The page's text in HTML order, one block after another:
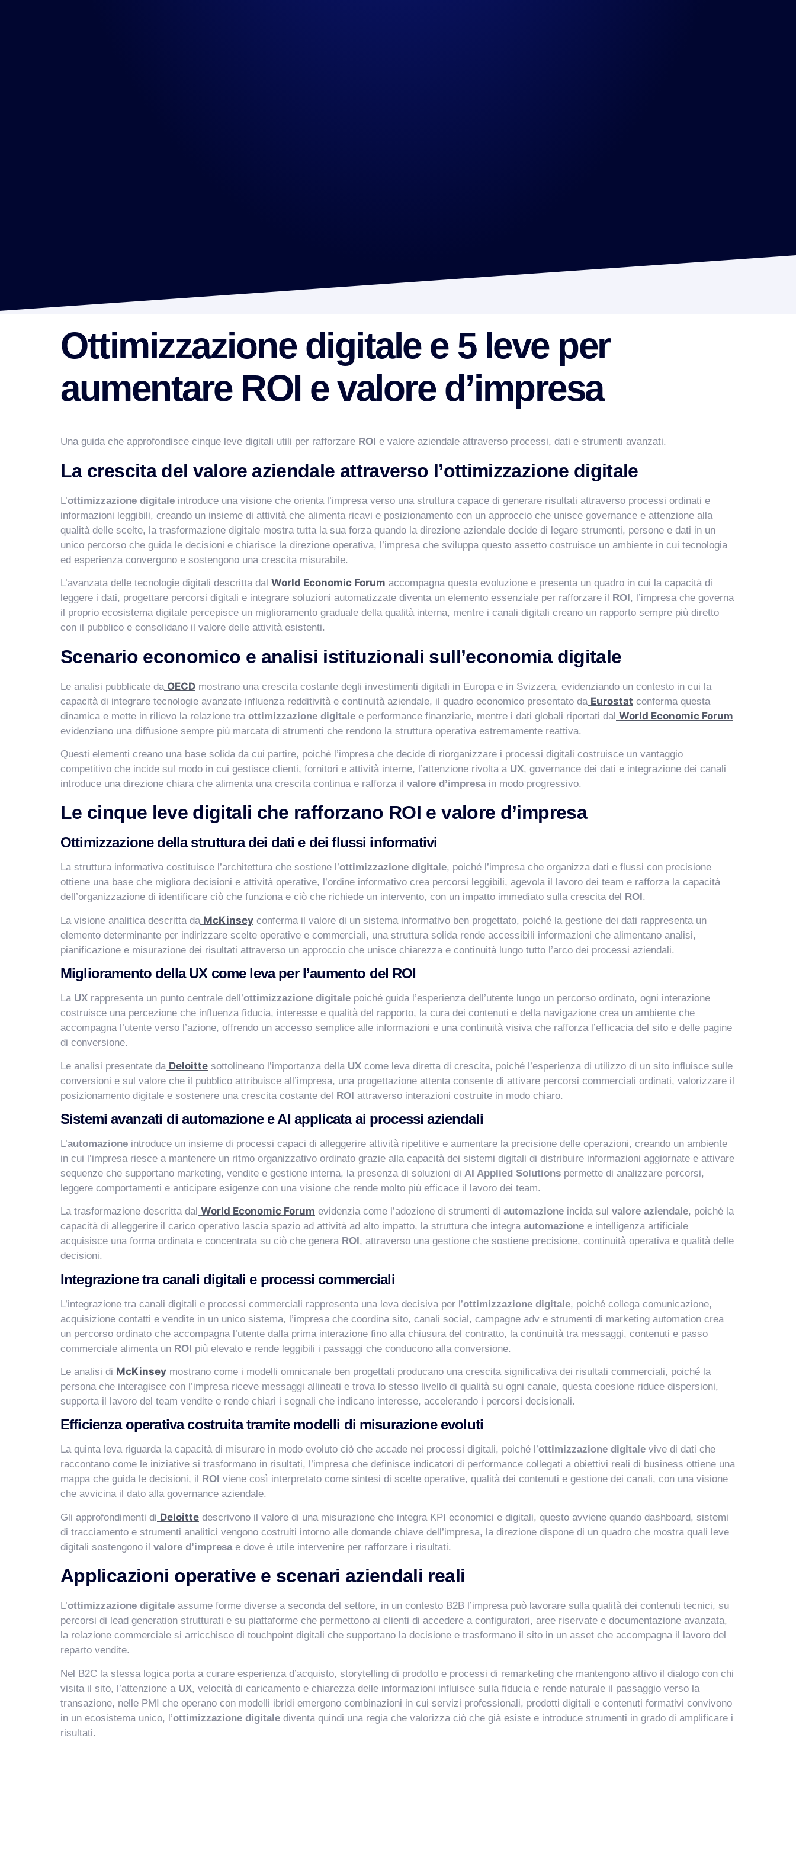
Ottimizzazione digitale e 5 leve per
aumentare ROI e valore d’impresa
Una guida che approfondisce cinque leve digitali utili per rafforzare ROI e valore aziendale attraverso processi, dati e strumenti avanzati.
La crescita del valore aziendale attraverso l’ottimizzazione digitale
L’ottimizzazione digitale introduce una visione che orienta l’impresa verso una struttura capace di generare risultati attraverso processi ordinati e
informazioni leggibili, creando un insieme di attività che alimenta ricavi e posizionamento con un approccio che unisce governance e attenzione alla
qualità delle scelte, la trasformazione digitale mostra tutta la sua forza quando la direzione aziendale decide di legare strumenti, persone e dati in un
unico percorso che guida le decisioni e chiarisce la direzione operativa, l’impresa che sviluppa questo assetto costruisce un ambiente in cui tecnologia
ed esperienza convergono e sostengono una crescita misurabile.
L’avanzata delle tecnologie digitali descritta dal World Economic Forum accompagna questa evoluzione e presenta un quadro in cui la capacità di
leggere i dati, progettare percorsi digitali e integrare soluzioni automatizzate diventa un elemento essenziale per rafforzare il
ROI , l’impresa che governa
il proprio ecosistema digitale percepisce un miglioramento graduale della qualità interna, mentre i canali digitali creano un rapporto sempre più diretto
con il pubblico e consolidano il valore delle attività esistenti.
Scenario economico e analisi istituzionali sull’economia digitale
Le analisi pubblicate da OECD mostrano una crescita costante degli investimenti digitali in Europa e in Svizzera, evidenziando un contesto in cui la
capacità di integrare tecnologie avanzate influenza redditività e continuità aziendale, il quadro economico presentato da Eurostat conferma questa
dinamica e mette in rilievo la relazione tra ottimizzazione digitale e performance finanziarie, mentre i dati globali riportati dal World Economic Forum
evidenziano una diffusione sempre più marcata di strumenti che rendono la struttura operativa estremamente reattiva.
Questi elementi creano una base solida da cui partire, poiché l’impresa che decide di riorganizzare i processi digitali costruisce un vantaggio
competitivo che incide sul modo in cui gestisce clienti, fornitori e attività interne, l’attenzione rivolta a UX, governance dei dati e integrazione dei canali
introduce una direzione chiara che alimenta una crescita continua e rafforza il valore d’impresain modo progressivo.
Le cinque leve digitali che rafforzano ROI e valore d’impresa
Ottimizzazione della struttura dei dati e dei flussi informativi
La struttura informativa costituisce l’architettura che sostiene l’ottimizzazione digitale, poiché l’impresa che organizza dati e flussi con precisione
ottiene una base che migliora decisioni e attività operative, l’ordine informativo crea percorsi leggibili, agevola il lavoro dei team e rafforza la capacità
dell’organizzazione di identificare ciò che funziona e ciò che richiede un intervento, con un impatto immediato sulla crescita del
ROI .
La visione analitica descritta da McKinsey conferma il valore di un sistema informativo ben progettato, poiché la gestione dei dati rappresenta un
elemento determinante per indirizzare scelte operative e commerciali, una struttura solida rende accessibili informazioni che alimentano analisi,
pianificazione e misurazione dei risultati attraverso un approccio che unisce chiarezza e continuità lungo tutto l’arco dei processi aziendali.
Miglioramento della UX come leva per l’aumento del ROI
La UX rappresenta un punto centrale dell’ottimizzazione digitale poiché guida l’esperienza dell’utente lungo un percorso ordinato, ogni interazione
costruisce una percezione che influenza fiducia, interesse e qualità del rapporto, la cura dei contenuti e della navigazione crea un ambiente che
accompagna l’utente verso l’azione, offrendo un accesso semplice alle informazioni e una continuità visiva che rafforza l’efficacia del sito e delle pagine
di conversione.
Le analisi presentate da Deloitte sottolineano l’importanza della UX come leva diretta di crescita, poiché l’esperienza di utilizzo di un sito influisce sulle
conversioni e sul valore che il pubblico attribuisce all’impresa, una progettazione attenta consente di attivare percorsi commerciali ordinati, valorizzare il
posizionamento digitale e sostenere una crescita costante del ROI attraverso interazioni costruite in modo chiaro.
Sistemi avanzati di automazione e AI applicata ai processi aziendali
L’automazione introduce un insieme di processi capaci di alleggerire attività ripetitive e aumentare la precisione delle operazioni, creando un ambiente
in cui l’impresa riesce a mantenere un ritmo organizzativo ordinato grazie alla capacità dei sistemi digitali di distribuire informazioni aggiornate e attivare
sequenze che supportano marketing, vendite e gestione interna, la presenza di soluzioni di AI Applied Solutions permette di analizzare percorsi,
leggere comportamenti e anticipare esigenze con una visione che rende molto più efficace il lavoro dei team.
La trasformazione descritta dal World Economic Forum evidenzia come l’adozione di strumenti di automazione incida sul valore aziendale, poiché la
capacità di alleggerire il carico operativo lascia spazio ad attività ad alto impatto, la struttura che integra automazione e intelligenza artificiale
acquisisce una forma ordinata e concentrata su ciò che genera ROI , attraverso una gestione che sostiene precisione, continuità operativa e qualità delle
decisioni.
Integrazione tra canali digitali e processi commerciali
L’integrazione tra canali digitali e processi commerciali rappresenta una leva decisiva per l’ottimizzazione digitale, poiché collega comunicazione,
acquisizione contatti e vendite in un unico sistema, l’impresa che coordina sito, canali social, campagne adv e strumenti di marketing automation crea
un percorso ordinato che accompagna l’utente dalla prima interazione fino alla chiusura del contratto, la continuità tra messaggi, contenuti e passo
commerciale alimenta un ROI più elevato e rende leggibili i passaggi che conducono alla conversione.
Le analisi di McKinsey mostrano come i modelli omnicanale ben progettati producano una crescita significativa dei risultati commerciali, poiché la
persona che interagisce con l’impresa riceve messaggi allineati e trova lo stesso livello di qualità su ogni canale, questa coesione riduce dispersioni,
supporta il lavoro del team vendite e rende chiari i segnali che indicano interesse, accelerando i percorsi decisionali.
Efficienza operativa costruita tramite modelli di misurazione evoluti
La quinta leva riguarda la capacità di misurare in modo evoluto ciò che accade nei processi digitali, poiché l’ottimizzazione digitale vive di dati che
raccontano come le iniziative si trasformano in risultati, l’impresa che definisce indicatori di performance collegati a obiettivi reali di business ottiene una
mappa che guida le decisioni, il
ROI viene così interpretato come sintesi di scelte operative, qualità dei contenuti e gestione dei canali, con una visione
che avvicina il dato alla governance aziendale.
Gli approfondimenti di Deloitte descrivono il valore di una misurazione che integra KPI economici e digitali, questo avviene quando dashboard, sistemi
di tracciamento e strumenti analitici vengono costruiti intorno alle domande chiave dell’impresa, la direzione dispone di un quadro che mostra quali leve
digitali sostengono il valore d’impresae dove è utile intervenire per rafforzare i risultati.
Applicazioni operative e scenari aziendali reali
L’ottimizzazione digitale assume forme diverse a seconda del settore, in un contesto B2B l’impresa può lavorare sulla qualità dei contenuti tecnici, su
percorsi di lead generation strutturati e su piattaforme che permettono ai clienti di accedere a configuratori, aree riservate e documentazione avanzata,
la relazione commerciale si arricchisce di touchpoint digitali che supportano la decisione e trasformano il sito in un asset che accompagna il lavoro del
reparto vendite.
Nel B2C la stessa logica porta a curare esperienza d’acquisto, storytelling di prodotto e processi di remarketing che mantengono attivo il dialogo con chi
visita il sito, l’attenzione a UX, velocità di caricamento e chiarezza delle informazioni influisce sulla fiducia e rende naturale il passaggio verso la
transazione, nelle PMI che operano con modelli ibridi emergono combinazioni in cui servizi professionali, prodotti digitali e contenuti formativi convivono
in un ecosistema unico, l’ottimizzazione digitale diventa quindi una regia che valorizza ciò che già esiste e introduce strumenti in grado di amplificare i
risultati.